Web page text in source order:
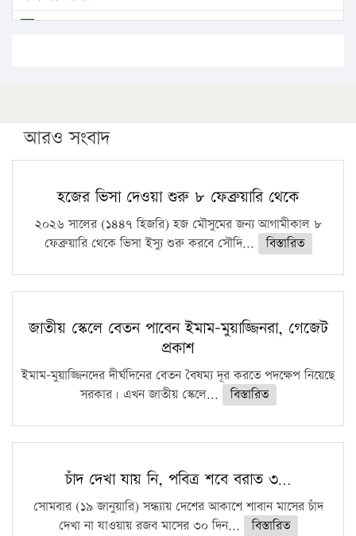
এবার লঞ্চের ভাড়া বাড়ল
পিএইচডি করছেন কুয়েটের কৃতি…
সারা দেশে বজ্রাঘাতে ১৪ জনের প্রাণহানি
কঠোর হচ্ছে এসএসসি ও এইচএসসি পরীক্ষা
ফরিদগঞ্জে আগুনে পুড়লো ৬ ব্যবসা প্রতিষ্ঠান
আরও সংবাদ
হজের ভিসা দেওয়া শুরু ৮ ফেব্রুয়ারি থেকে
২০২৬ সালের (১৪৪৭ হিজরি) হজ মৌসুমের জন্য আগামীকাল ৮
ফেব্রুয়ারি থেকে ভিসা ইস্যু শুরু করবে সৌদি...
বিস্তারিত
জাতীয় স্কেলে বেতন পাবেন ইমাম-মুয়াজ্জিনরা, গেজেট
প্রকাশ
ইমাম-মুয়াজ্জিনদের দীর্ঘদিনের বেতন বৈষম্য দূর করতে পদক্ষেপ নিয়েছে
সরকার। এখন জাতীয় স্কেলে...
বিস্তারিত
চাঁদ দেখা যায় নি, পবিত্র শবে বরাত ৩…
সোমবার (১৯ জানুয়ারি) সন্ধ্যায় দেশের আকাশে শাবান মাসের চাঁদ
দেখা না যাওয়ায় রজব মাসের ৩০ দিন...
বিস্তারিত